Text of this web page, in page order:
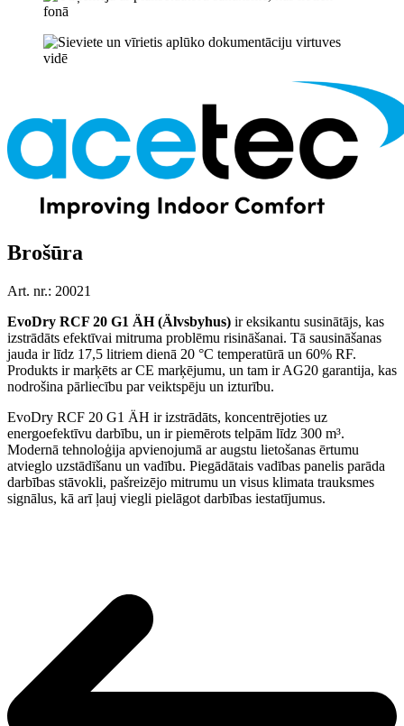
Brošūra
Art. nr.: 20021
EvoDry RCF 20 G1 ÄH (Älvsbyhus) ir eksikantu susinātājs, kas
izstrādāts efektīvai mitruma problēmu risināšanai. Tā sausināšanas
jauda ir līdz 17,5 litriem dienā 20 °C temperatūrā un 60% RF.
Produkts ir marķēts ar CE marķējumu, un tam ir AG20 garantija, kas
nodrošina pārliecību par veiktspēju un izturību.
EvoDry RCF 20 G1 ÄH ir izstrādāts, koncentrējoties uz
energoefektīvu darbību, un ir piemērots telpām līdz 300 m³.
Modernā tehnoloģija apvienojumā ar augstu lietošanas ērtumu
atvieglo uzstādīšanu un vadību. Piegādātais vadības panelis parāda
darbības stāvokli, pašreizējo mitrumu un visus klimata trauksmes
signālus, kā arī ļauj viegli pielāgot darbības iestatījumus.